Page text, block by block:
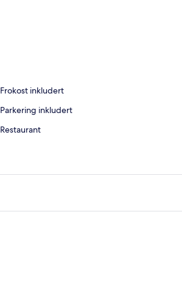
Frokost inkludert
Parkering inkludert
Restaurant